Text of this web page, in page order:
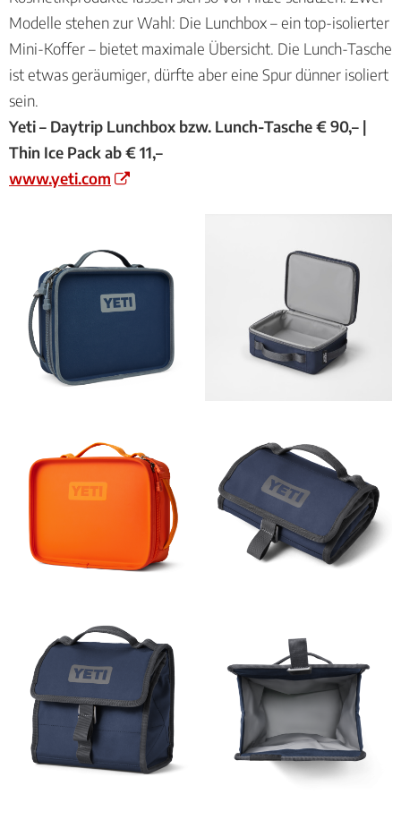
Modelle stehen zur Wahl: Die Lunchbox – ein top-isolierter
Mini-Koffer – bietet maximale Übersicht. Die Lunch-Tasche
ist etwas geräumiger, dürfte aber eine Spur dünner isoliert
sein.
Yeti – Daytrip Lunchbox bzw. Lunch-Tasche € 90,– |
Thin Ice Pack ab € 11,–
www.yeti.com